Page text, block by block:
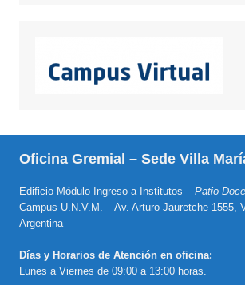
Oficina Gremial – Sede Villa
Edificio Módulo Ingreso a Institutos – Patio
Campus U.N.V.M. – Av. Arturo Jauretche 1555,
Argentina
Días y Horarios de Atención en oficina:
Lunes a Viernes de 09:00 a 13:00 horas.